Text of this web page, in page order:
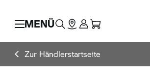
MENÜ
Zur Händlerstartseite